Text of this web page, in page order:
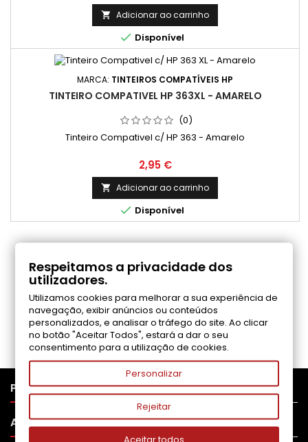
 Adicionar ao carrinho
 Disponível
MARCA: TINTEIROS COMPATÍVEIS HP
TINTEIRO COMPATIVEL HP 363XL - AMARELO
(0)
Tinteiro Compativel c/ HP 363 - Amarelo
Preço
2,95 €
 Adicionar ao carrinho
 Disponível
COMENTÁRIOS (0)
Seja o primeiro a fazer uma avaliação
PRODUTOS 
APOIO AO CLIENTE 
Respeitamos a privacidade dos
utilizadores.
Utilizamos cookies para melhorar a sua experiência de
navegação, exibir anúncios ou conteúdos
personalizados, e analisar o tráfego do site. Ao clicar
no botão "Aceitar Todos", estará a dar o seu
consentimento para a utilização de cookies.
Personalizar
Rejeitar
Aceitar todos